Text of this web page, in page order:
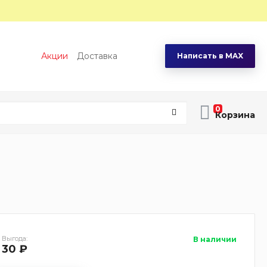
Написать в MAX
Акции Доставка
0
Выгода:
30 ₽
В наличии